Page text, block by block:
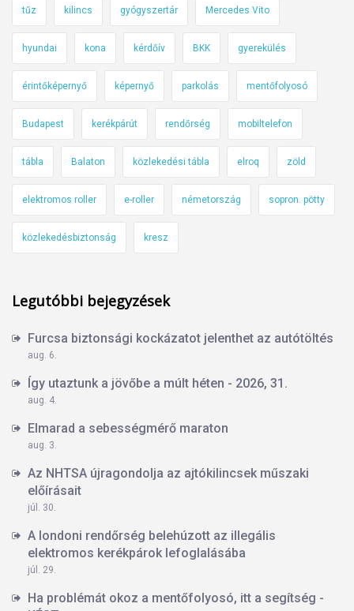
tűz kilincs gyógyszertár Mercedes Vito
hyundai kona kérdőív BKK gyerekülés
érintőképernyő képernyő parkolás mentőfolyosó
Budapest kerékpárút rendőrség mobiltelefon
tábla Balaton közlekedési tábla elroq zöld
elektromos roller e-roller németország sopron. pötty
közlekedésbiztonság kresz
Legutóbbi bejegyzések
Furcsa biztonsági kockázatot jelenthet az autótöltés
aug. 6.
Így utaztunk a jövőbe a múlt héten - 2026, 31.
aug. 4.
Elmarad a sebességmérő maraton
aug. 3.
Az NHTSA újragondolja az ajtókilincsek műszaki
előírásait
júl. 30.
A londoni rendőrség belehúzott az illegális
elektromos kerékpárok lefoglalásába
júl. 29.
Ha problémát okoz a mentőfolyosó, itt a segítség -